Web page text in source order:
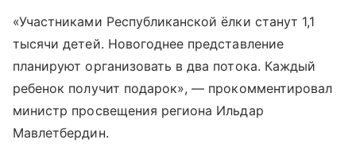
«Участниками Республиканской ёлки станут 1,1
тысячи детей. Новогоднее представление
планируют организовать в два потока. Каждый
ребенок получит подарок», — прокомментировал
министр просвещения региона Ильдар
Мавлетбердин.